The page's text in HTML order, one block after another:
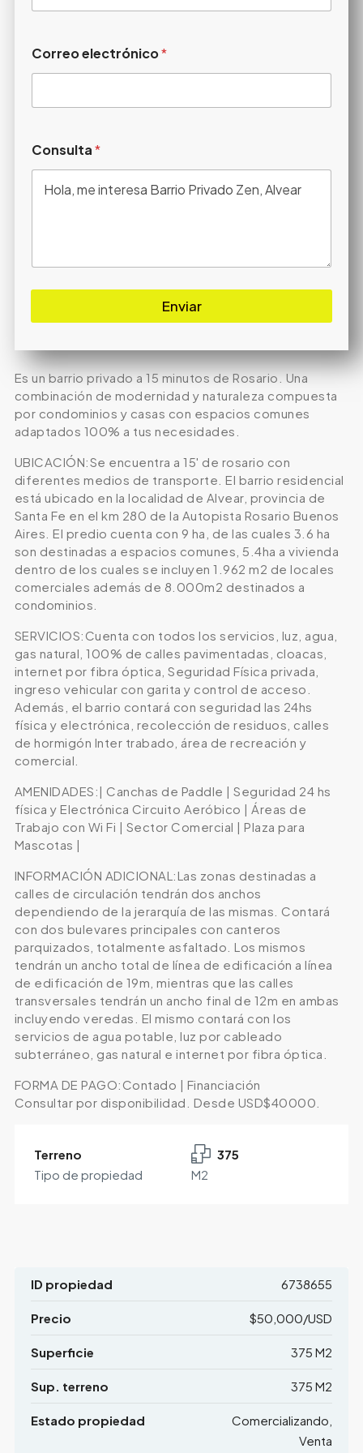
Correo electrónico*
Consulta*
Enviar
Es un barrio privado a 15 minutos de Rosario. Una
combinación de modernidad y naturaleza compuesta
por condominios y casas con espacios comunes
adaptados 100% a tus necesidades.
UBICACIÓN:Se encuentra a 15' de rosario con
diferentes medios de transporte. El barrio residencial
está ubicado en la localidad de Alvear, provincia de
Santa Fe en el km 280 de la Autopista Rosario Buenos
Aires. El predio cuenta con 9 ha, de las cuales 3.6 ha
son destinadas a espacios comunes, 5.4ha a vivienda
dentro de los cuales se incluyen 1.962 m2 de locales
comerciales además de 8.000m2 destinados a
condominios.
SERVICIOS:Cuenta con todos los servicios, luz, agua,
gas natural, 100% de calles pavimentadas, cloacas,
internet por fibra óptica, Seguridad Física privada,
ingreso vehicular con garita y control de acceso.
Además, el barrio contará con seguridad las 24hs
física y electrónica, recolección de residuos, calles
de hormigón Inter trabado, área de recreación y
comercial.
AMENIDADES:| Canchas de Paddle | Seguridad 24 hs
física y Electrónica Circuito Aeróbico | Áreas de
Trabajo con Wi Fi | Sector Comercial | Plaza para
Mascotas |
INFORMACIÓN ADICIONAL:Las zonas destinadas a
calles de circulación tendrán dos anchos
dependiendo de la jerarquía de las mismas. Contará
con dos bulevares principales con canteros
parquizados, totalmente asfaltado. Los mismos
tendrán un ancho total de línea de edificación a línea
de edificación de 19m, mientras que las calles
transversales tendrán un ancho final de 12m en ambas
incluyendo veredas. El mismo contará con los
servicios de agua potable, luz por cableado
subterráneo, gas natural e internet por fibra óptica.
FORMA DE PAGO:Contado | Financiación
Consultar por disponibilidad. Desde USD$40000.
Terreno
Tipo de propiedad
375
M2
ID propiedad 6738655
Precio $50,000/USD
Superficie 375 M2
Sup. terreno 375 M2
Estado propiedad
Comercializando,
Venta